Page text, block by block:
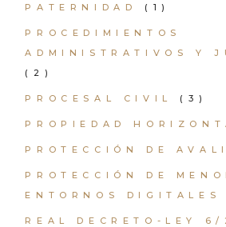
PATERNIDAD
(1)
PROCEDIMIENTOS
ADMINISTRATIVOS Y
(2)
PROCESAL CIVIL (3)
PROPIEDAD
PROTECCIÓN DE
PROTECCIÓN DE
ENTORNOS DIGITALES
REAL DECRETO-LEY 6/